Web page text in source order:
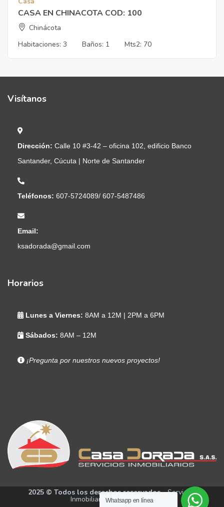
CASA EN CHINACOTA COD: 100
Chinácota
Habitaciones: 3 Baños: 1 Mts2: 70
Visítanos
Dirección: Calle 10 #3-42 – oficina 102, edificio Banco
Santander, Cúcuta | Norte de Santander
Teléfonos: 607-5724089/ 607-5487486
Email:
ksadorada@gmail.com
Horarios
Lunes a Viernes: 8AM a 12M | 2PM a 6PM
Sábados: 8AM – 12M
¡Pregunta por nuestros nuevos proyectos!
2025 © Todos los derechos reservados- Servicios
Inmobiliarios Casa Dorada
Whatsapp en línea